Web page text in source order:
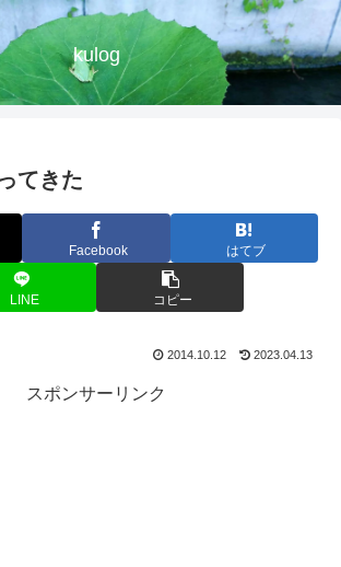
kulog
てきた
Facebook はてブ
LINE コピー
2014.10.12 2023.04.13
スポンサーリンク